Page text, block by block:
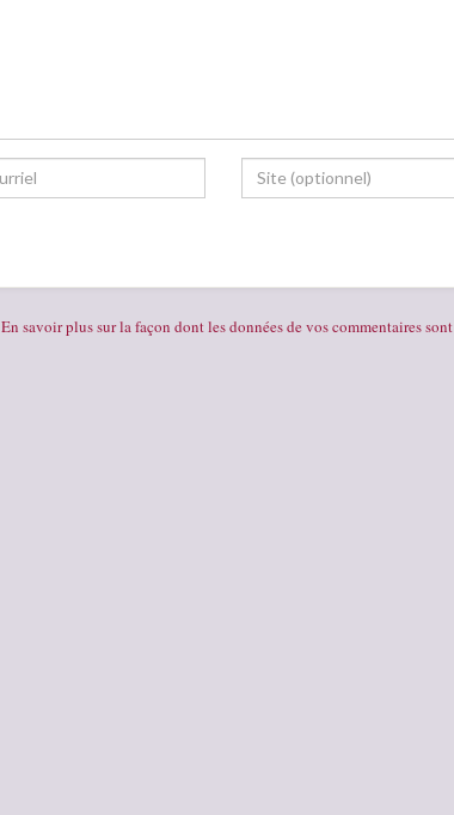
En savoir plus sur la façon dont les données de vos commentaires sont